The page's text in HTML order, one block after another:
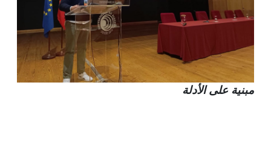
مبنية على الأدلة